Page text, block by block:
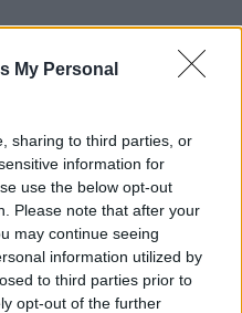
My Personal
sharing to third parties, or
information for
use the below opt-out
Please note that after your
may continue seeing
information utilized by
to third parties prior to
opt-out of the further